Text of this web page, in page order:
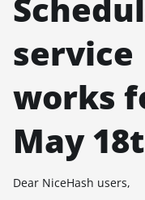
service
works
May
Dear NiceHash users,